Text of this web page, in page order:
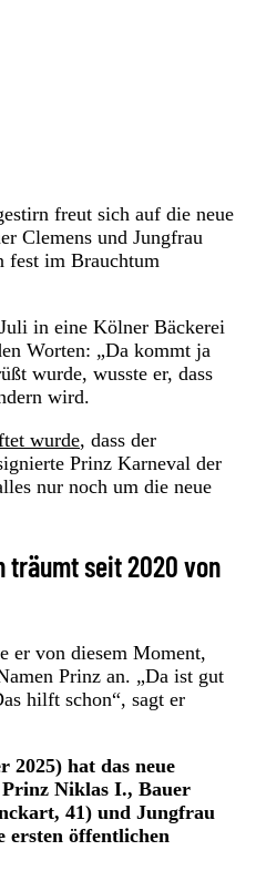
freut sich auf die neue
Clemens und Jungfrau
fest im Brauchtum
in eine Kölner Bäckerei
Worten: „Da kommt ja
wurde, wusste er, dass
wird.
wurde, dass der
Prinz Karneval der
nur noch um die neue
träumt seit 2020 von
er von diesem Moment,
Prinz an. „Da ist gut
hilft schon“, sagt er
2025) hat das neue
Niklas I., Bauer
41) und Jungfrau
ersten öffentlichen